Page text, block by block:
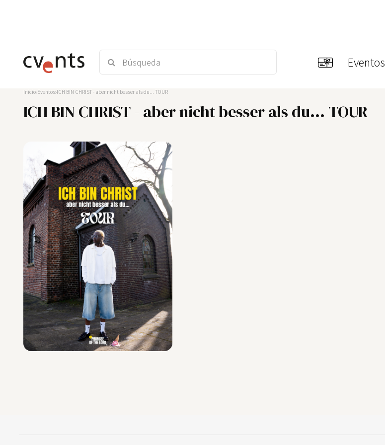
Eventos
Inicio Eventos ICH BIN CHRIST - aber nicht besser als du... TOUR
ICH BIN CHRIST - aber nicht besser als du... TOUR